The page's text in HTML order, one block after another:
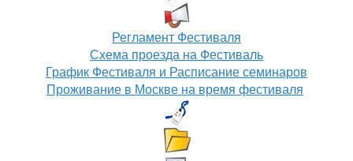
Регламент Фестиваля
Схема проезда на Фестиваль
График Фестиваля и Расписание семинаров
Проживание в Москве на время фестиваля